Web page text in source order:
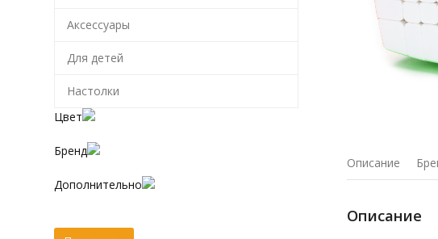
Описание
Описание
Аксессуары
Для детей
Настолки
Цвет
Бренд
Дополнительно